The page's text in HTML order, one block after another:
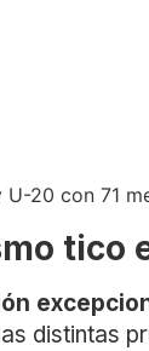
20 con 71
tico
distintas